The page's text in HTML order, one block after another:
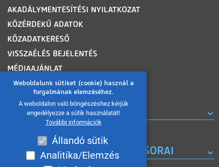
Weboldalunk sütiket (cookie) használ a
forgalmának elemzéséhez.
A weboldalon való böngészéshez kérjük
engedélyezze a sütik használatát!
További információk
Állandó sütik
Analitika/Elemzés
AKADÁLYMENTESÍTÉSI NYILATKOZAT
KÖZÉRDEKŰ ADATOK
KÖZADATKERESŐ
VISSZAÉLÉS BEJELENTÉS
MÉDIAAJÁNLAT
OLDALTÉRKÉP
ROVATOK
A MISKOLC TV KORÁBBI MŰSORAI